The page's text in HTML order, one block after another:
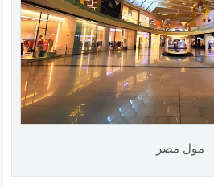
مول مصر